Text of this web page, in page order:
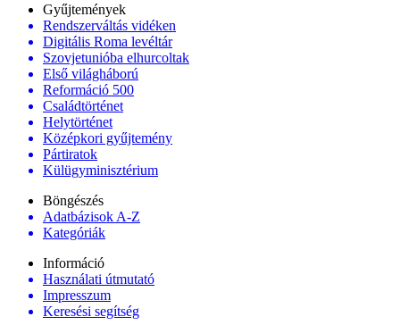
Gyűjtemények
Rendszerváltás vidéken
Digitális Roma levéltár
Szovjetunióba elhurcoltak
Első világháború
Reformáció 500
Családtörténet
Helytörténet
Középkori gyűjtemény
Pártiratok
Külügyminisztérium
Böngészés
Adatbázisok A-Z
Kategóriák
Információ
Használati útmutató
Impresszum
Keresési segítség